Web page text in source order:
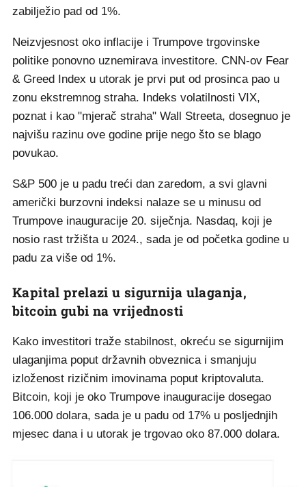
zabilježio pad od 1%.
Neizvjesnost oko inflacije i Trumpove trgovinske
politike ponovno uznemirava investitore. CNN-ov Fear
& Greed Index u utorak je prvi put od prosinca pao u
zonu ekstremnog straha. Indeks volatilnosti VIX,
poznat i kao "mjerač straha" Wall Streeta, dosegnuo je
najvišu razinu ove godine prije nego što se blago
povukao.
S&P 500 je u padu treći dan zaredom, a svi glavni
američki burzovni indeksi nalaze se u minusu od
Trumpove inauguracije 20. siječnja. Nasdaq, koji je
nosio rast tržišta u 2024., sada je od početka godine u
padu za više od 1%.
Kapital prelazi u sigurnija ulaganja,
bitcoin gubi na vrijednosti
Kako investitori traže stabilnost, okreću se sigurnijim
ulaganjima poput državnih obveznica i smanjuju
izloženost rizičnim imovinama poput kriptovaluta.
Bitcoin, koji je oko Trumpove inauguracije dosegao
106.000 dolara, sada je u padu od 17% u posljednjih
mjesec dana i u utorak je trgovao oko 87.000 dolara.